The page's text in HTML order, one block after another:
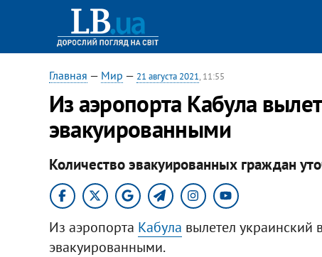
Главная — Мир — 21 августа 2021, 11:55
Из аэропорта Кабула
эвакуированными
Количество эвакуированных граждан
Из аэропорта Кабула вылетел украинский
эвакуированными.